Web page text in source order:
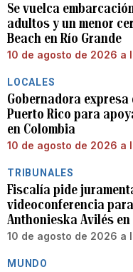
Se vuelca
adultos y un menor
Beach en Río Grande
10 de agosto de 2026 a
LOCALES
Gobernadora
Puerto Rico para
en Colombia
10 de agosto de 2026 a
TRIBUNALES
Fiscalía pide
videoconferencia
Anthonieska Avilés
10 de agosto de 2026 a
MUNDO